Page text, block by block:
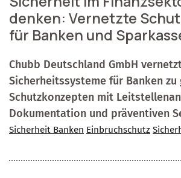
denken: Vernetzte
für Banken und
Chubb Deutschland GmbH
Sicherheitssysteme für Banken
Schutzkonzepten mit
Dokumentation und präventiven
Sicherheit Banken Einbruchschutz